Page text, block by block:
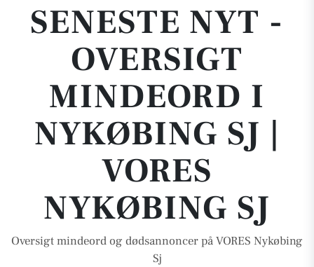
SENESTE NYT -
OVERSIGT
MINDEORD I
NYKØBING SJ |
VORES
NYKØBING SJ
Oversigt mindeord og dødsannoncer på VORES Nykøbing
Sj